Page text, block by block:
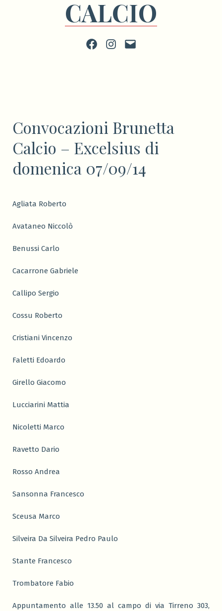
CALCIO
FacebookInstagram
scrivi
Convocazioni Brunetta
Calcio – Excelsius di
domenica 07/09/14
Agliata Roberto
Avataneo Niccolò
Benussi Carlo
Cacarrone Gabriele
Callipo Sergio
Cossu Roberto
Cristiani Vincenzo
Faletti Edoardo
Girello Giacomo
Lucciarini Mattia
Nicoletti Marco
Ravetto Dario
Rosso Andrea
Sansonna Francesco
Sceusa Marco
Silveira Da Silveira Pedro Paulo
Stante Francesco
Trombatore Fabio
Appuntamento alle 13.50 al campo di via Tirreno 303,